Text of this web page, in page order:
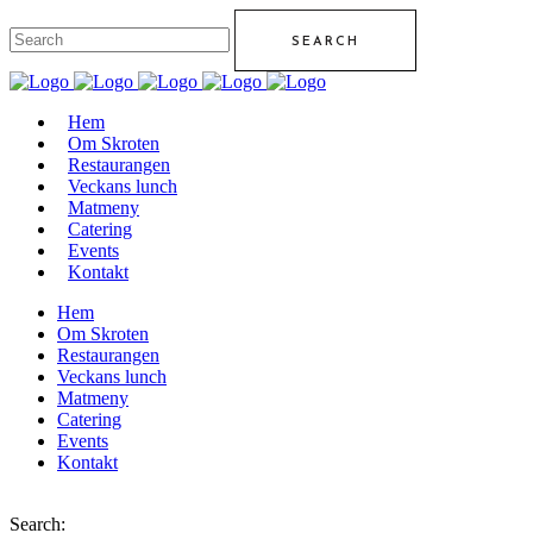
Hem
Om Skroten
Restaurangen
Veckans lunch
Matmeny
Catering
Events
Kontakt
Hem
Om Skroten
Restaurangen
Veckans lunch
Matmeny
Catering
Events
Kontakt
Search: